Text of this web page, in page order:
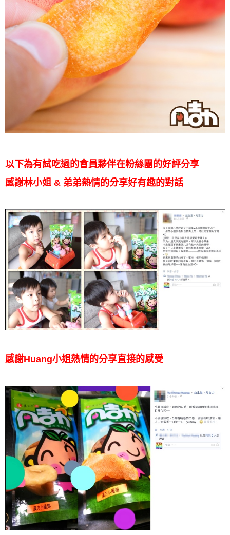
以下為有試吃過的會員夥伴在粉絲團的好評分享
感謝林小姐 & 弟弟熱情的分享好有趣的對話
感謝Huang小姐熱情的分享直接的感受